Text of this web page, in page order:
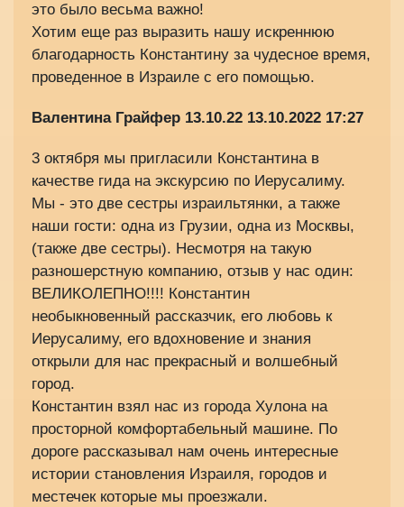
это было весьма важно!
Хотим еще раз выразить нашу искреннюю
благодарность Константину за чудесное время,
проведенное в Израиле с его помощью.
Валентина Грайфер 13.10.22 13.10.2022 17:27
3 октября мы пригласили Константина в
качестве гида на экскурсию по Иерусалиму.
Мы - это две сестры израильтянки, а также
наши гости: одна из Грузии, одна из Москвы,
(также две сестры). Несмотря на такую
разношерстную компанию, отзыв у нас один:
ВЕЛИКОЛЕПНО!!!! Константин
необыкновенный рассказчик, его любовь к
Иерусалиму, его вдохновение и знания
открыли для нас прекрасный и волшебный
город.
Константин взял нас из города Хулона на
просторной комфортабельный машине. По
дороге рассказывал нам очень интересные
истории становления Израиля, городов и
местечек которые мы проезжали.